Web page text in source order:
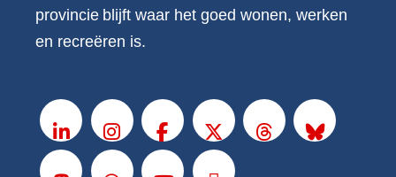
provincie blijft waar het goed wonen, werken
en recreëren is.
LinkedInInstagramFacebook
X